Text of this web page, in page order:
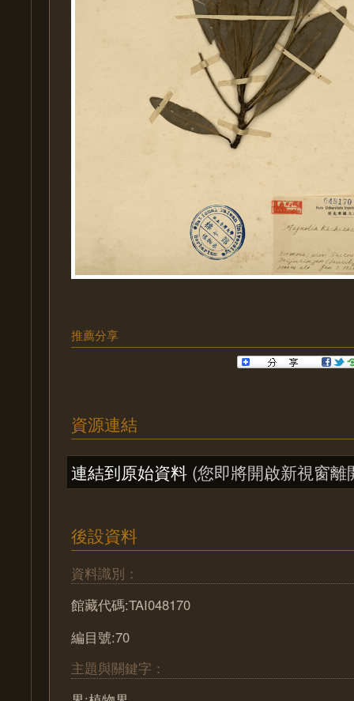
推薦分享
資源連結
連結到原始資料 (您即將開啟新視窗離
後設資料
資料識別：
館藏代碼:TAI048170
編目號:70
主題與關鍵字：